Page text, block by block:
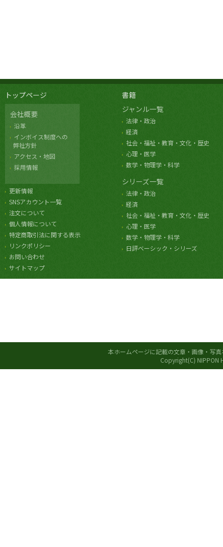
トップページ
会社概要
沿革
インボイス制度への
弊社方針
アクセス・地図
採用情報
更新情報
SNSアカウント一覧
注文について
個人情報について
特定商取引法に関する表示
リンクポリシー
お問い合わせ
サイトマップ
書籍
ジャンル一覧
法律・政治
経済
社会・福祉・教育・文化・歴史
心理・医学
数学・物理学・科学
シリーズ一覧
法律・政治
経済
社会・福祉・教育・文化・歴史
心理・医学
数学・物理学・科学
日評ベーシック・シリーズ
本ホームページに記載の文章・画像・写
Copyright(C) NIPPON